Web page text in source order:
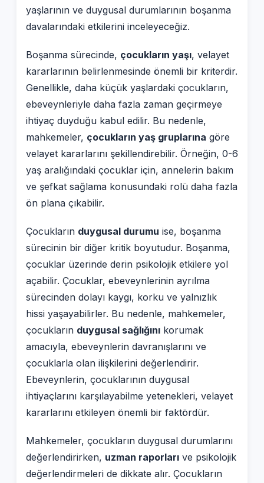
yaşlarının ve duygusal durumlarının boşanma
davalarındaki etkilerini inceleyeceğiz.
Boşanma sürecinde, çocukların yaşı, velayet
kararlarının belirlenmesinde önemli bir kriterdir.
Genellikle, daha küçük yaşlardaki çocukların,
ebeveynleriyle daha fazla zaman geçirmeye
ihtiyaç duyduğu kabul edilir. Bu nedenle,
mahkemeler, çocukların yaş gruplarına göre
velayet kararlarını şekillendirebilir. Örneğin, 0-6
yaş aralığındaki çocuklar için, annelerin bakım
ve şefkat sağlama konusundaki rolü daha fazla
ön plana çıkabilir.
Çocukların duygusal durumu ise, boşanma
sürecinin bir diğer kritik boyutudur. Boşanma,
çocuklar üzerinde derin psikolojik etkilere yol
açabilir. Çocuklar, ebeveynlerinin ayrılma
sürecinden dolayı kaygı, korku ve yalnızlık
hissi yaşayabilirler. Bu nedenle, mahkemeler,
çocukların duygusal sağlığını korumak
amacıyla, ebeveynlerin davranışlarını ve
çocuklarla olan ilişkilerini değerlendirir.
Ebeveynlerin, çocuklarının duygusal
ihtiyaçlarını karşılayabilme yetenekleri, velayet
kararlarını etkileyen önemli bir faktördür.
Mahkemeler, çocukların duygusal durumlarını
değerlendirirken, uzman raporları ve psikolojik
değerlendirmeleri de dikkate alır. Çocukların